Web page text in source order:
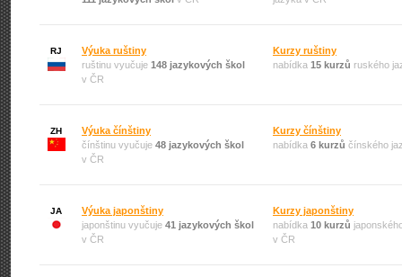
RJ
Výuka ruštiny
ruštinu vyučuje 148 jazykových škol
v ČR
Kurzy ruštiny
nabídka 15 kurzů ruského
ZH
Výuka čínštiny
čínštinu vyučuje 48 jazykových škol
v ČR
Kurzy čínštiny
nabídka 6 kurzů čínského
JA
Výuka japonštiny
japonštinu vyučuje 41 jazykových škol
v ČR
Kurzy japonštiny
nabídka 10 kurzů
v ČR